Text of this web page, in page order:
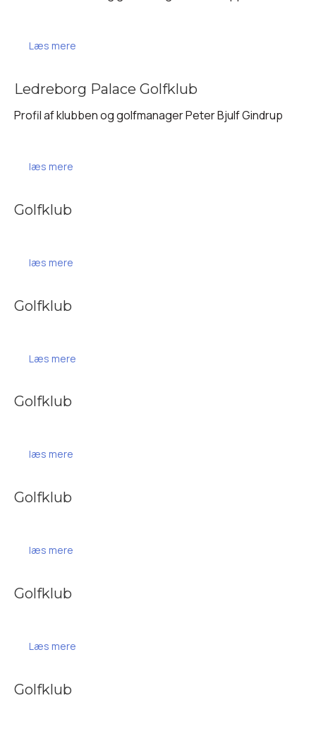
Læs mere
Ledreborg Palace Golfklub
Profil af klubben og golfmanager Peter Bjulf Gindrup
læs mere
Golfklub
læs mere
Golfklub
Læs mere
Golfklub
læs mere
Golfklub
læs mere
Golfklub
Læs mere
Golfklub